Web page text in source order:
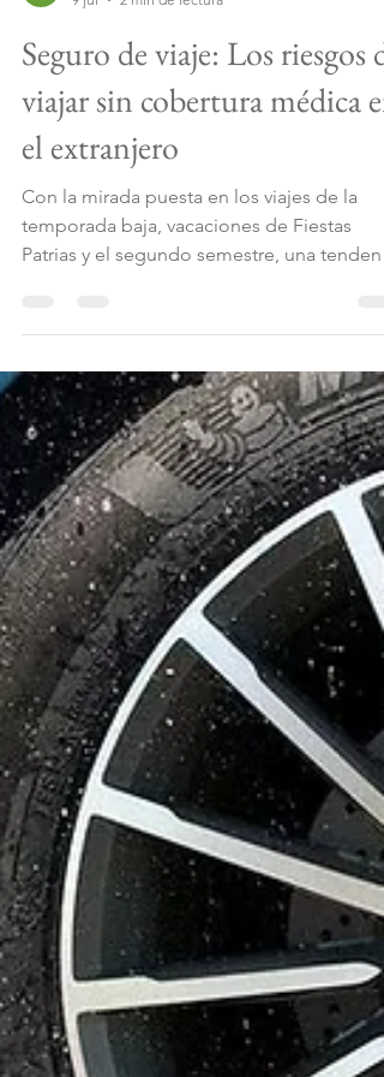
9 jul
2 min de lectura
Seguro de viaje: Los riesgos de
viajar sin cobertura médica en
Con la mirada puesta en los viajes de la
temporada baja, vacaciones de Fiestas
Patrias y el segundo semestre, una
internacional sigue ganando terreno: cada
vez más destinos exigen a los visitantes
acreditar cobertura médica o asistencia en
viaje como requisito de ingreso. Según
estimaciones de la industria, más de 50
países contemplan actualmente algún tipo
de exigencia relacionada con seguros de
salud para turistas, estudiantes o viajeros
temporales. La medida resp